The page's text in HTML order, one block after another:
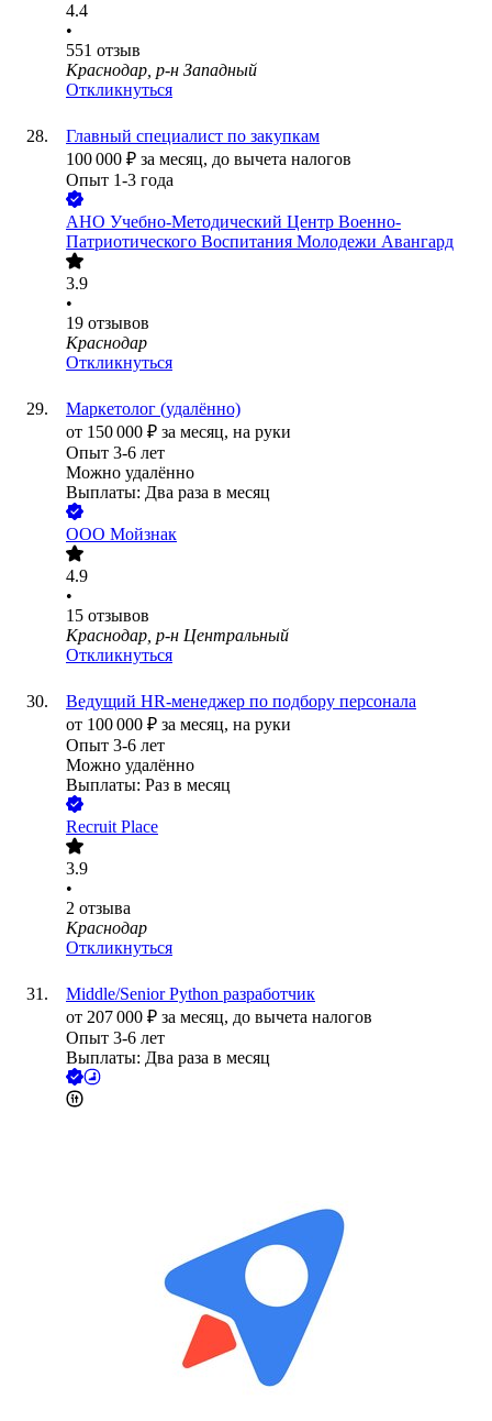
4.4
•
551 отзыв
Краснодар, р-н Западный
Откликнуться
Главный специалист по закупкам
100 000 ₽ за месяц, до вычета налогов
Опыт 1-3 года
АНО Учебно-Методический Центр Военно-
Патриотического Воспитания Молодежи Авангард
3.9
•
19 отзывов
Краснодар
Откликнуться
Маркетолог (удалённо)
от 150 000 ₽ за месяц, на руки
Опыт 3-6 лет
Можно удалённо
Выплаты: Два раза в месяц
ООО Мойзнак
4.9
•
15 отзывов
Краснодар, р-н Центральный
Откликнуться
Ведущий HR-менеджер по подбору персонала
от 100 000 ₽ за месяц, на руки
Опыт 3-6 лет
Можно удалённо
Выплаты: Раз в месяц
Recruit Place
3.9
•
2 отзыва
Краснодар
Откликнуться
Middle/Senior Python разработчик
от 207 000 ₽ за месяц, до вычета налогов
Опыт 3-6 лет
Выплаты: Два раза в месяц